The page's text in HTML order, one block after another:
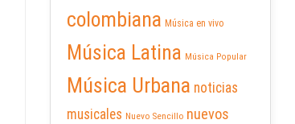
colombiana Música en vivo
Música Latina Música Popular
Música Urbana noticias
musicales Nuevo Sencillo nuevos